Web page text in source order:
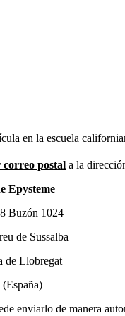
en la escuela
correo postal a la
Epysteme
Buzón 1024
de Sussalba
de Llobregat
(España)
enviarlo de manera